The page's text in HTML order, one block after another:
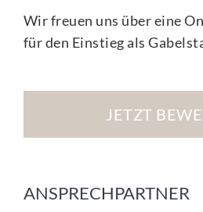
Wir freuen uns über eine
für den Einstieg als
JETZT
ANSPRECHPARTNER